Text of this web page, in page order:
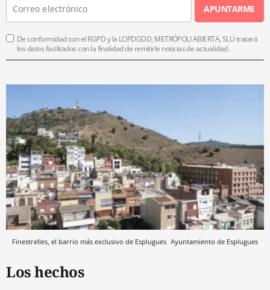
APUNTARME
De conformidad con el RGPD y la LOPDGDD, METRÓPOLI ABIERTA, SLU tratará
los datos facilitados con la finalidad de remitirle noticias de actualidad.
Finestrelles, el barrio más exclusivo de Esplugues Ayuntamiento de Esplugues
Los hechos